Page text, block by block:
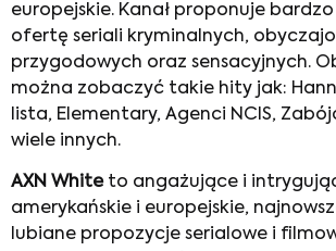
europejskie. Kanał proponuje
ofertę seriali kryminalnych,
przygodowych oraz sensacyjnych.
można zobaczyć takie hity jak:
lista, Elementary, Agenci NCIS,
wiele innych.
AXN Whiteto angażujące i
amerykańskie i europejskie,
lubiane propozycje serialowe i